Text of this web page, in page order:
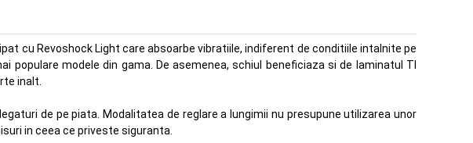
cu Revoshock Light care absoarbe vibratiile, indiferent de conditiile intalnite pe
modele din gama. De asemenea, schiul beneficiaza si de laminatul TI
inalt.
de pe piata. Modalitatea de reglare a lungimii nu presupune utilizarea unor
in ceea ce priveste siguranta.